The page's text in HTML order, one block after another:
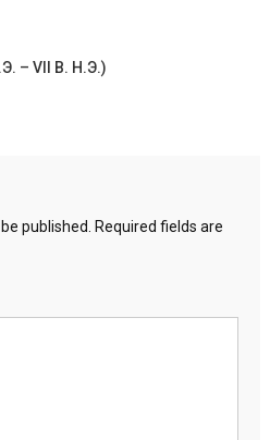
– VII В. Н.э.)
published.
Required fields are